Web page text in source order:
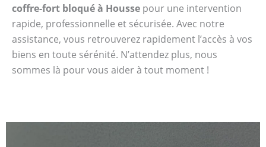
coffre-fort bloqué à Housse pour une intervention
rapide, professionnelle et sécurisée. Avec notre
assistance, vous retrouverez rapidement l’accès à vos
biens en toute sérénité. N’attendez plus, nous
sommes là pour vous aider à tout moment !